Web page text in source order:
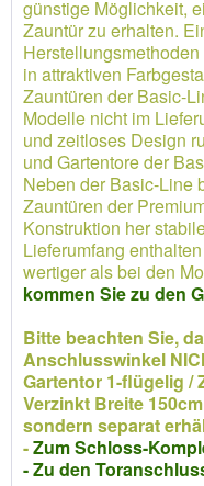
günstige Möglichkeit,
Zauntür zu erhalten.
in attraktiven
Zauntüren der Basic-
Modelle nicht im
und zeitloses Design
und Gartentore der
Neben der Basic-Line
Zauntüren der
Konstruktion her
Lieferumfang
wertiger als bei den
kommen Sie zu den
Bitte beachten Sie,
Anschlusswinkel
Gartentor 1-flügelig /
Verzinkt Breite
sondern separat
-Zum Schloss-
- Zu den